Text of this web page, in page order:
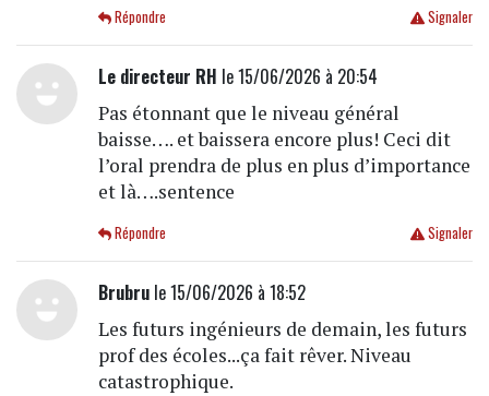
Signaler
Répondre
Le directeur RH le 15/06/2026 à 20:54
Pas étonnant que le niveau général
baisse…. et baissera encore plus! Ceci dit
l’oral prendra de plus en plus d’importance
et là….sentence
Signaler
Répondre
Brubrule 15/06/2026 à 18:52
Les futurs ingénieurs de demain, les futurs
prof des écoles...ça fait rêver. Niveau
catastrophique.